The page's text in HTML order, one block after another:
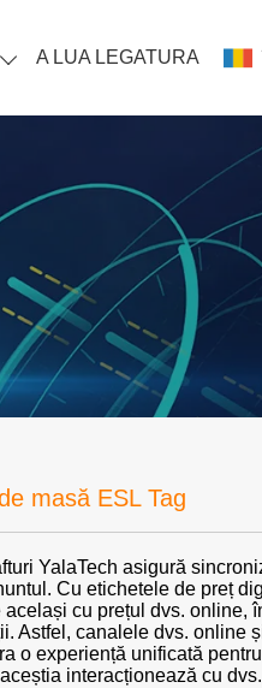
A LUA LEGATURA
masă ESL Tag
YalaTech asigură
Cu etichetele de preț
cu prețul dvs. online,
Astfel, canalele dvs. online
o experiență unificată
interacționează cu dvs.